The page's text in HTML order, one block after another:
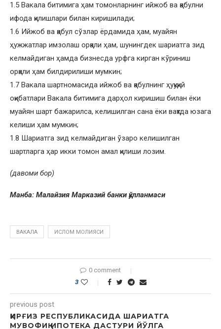
1.5 Вакала битимига ҳам томонларнинг ийжоб ва қабулни
ифода қилишлари билан киришилади;
1.6 Ийжоб ва қабул сўзлар ёрдамида ҳам, муайян
ҳужжатлар имзолаш орқали ҳам, шунингдек шариатга зид
келмайдиган ҳамда бизнесда урфга кирган кўриниш
орқали ҳам билдирилиши мумкин;
1.7 Вакала шартномасида ийжоб ва қабулнинг ҳуқуқий
оқибатлари Вакала битимига дарҳол киришиш билан ёки
муайян шарт бажарилса, келишилган сана ёки вақтда юзага
келиши ҳам мумкин;
1.8 Шариатга зид келмайдиган ўзаро келишилган
шартларга ҳар икки томон амал қилиши лозим.
(давоми бор)
Манба: Малайзия Марказий банки қўлланмаси
ВАКАЛА ИСЛОМ МОЛИЯСИ
0 comment
3
previous post
ҚИРҒИЗ РЕСПУБЛИКАСИДА ШАРИАТГА
МУВОФИҚ ИПОТЕКА ДАСТУРИ ЙЎЛГА